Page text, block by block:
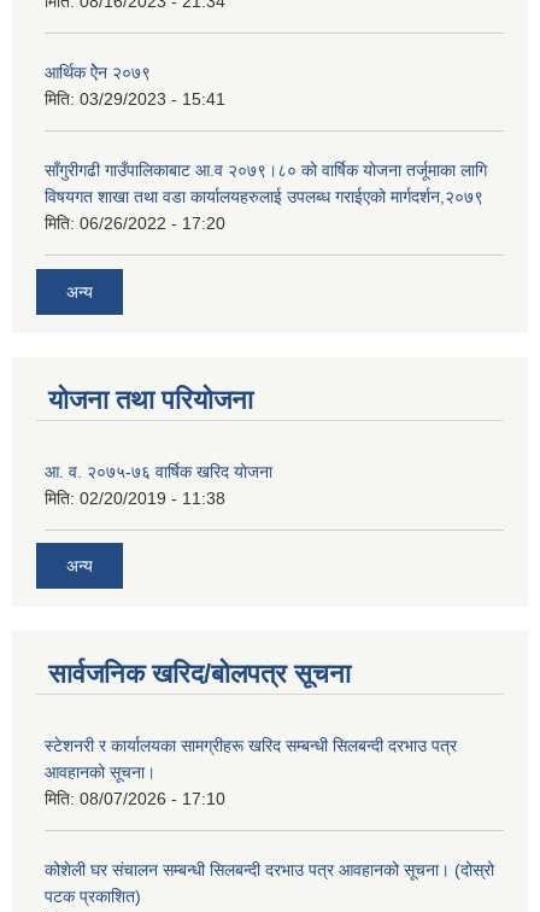
आर्थिक ऐेन २०७९
मिति: 03/29/2023 - 15:41
साँगुरीगढी गाउँपालिकाबाट आ.व २०७९।८० को वार्षिक योजना तर्जूमाका लागि
विषयगत शाखा तथा वडा कार्यालयहरुलाई उपलब्ध गराईएको मार्गदर्शन,२०७९
मिति: 06/26/2022 - 17:20
अन्य
योजना तथा परियोजना
आ. व. २०७५-७६ वार्षिक खरिद योजना
मिति: 02/20/2019 - 11:38
अन्य
सार्वजनिक खरिद/बोलपत्र सूचना
स्टेशनरी र कार्यालयका सामग्रीहरू खरिद सम्बन्धी सिलबन्दी दरभाउ पत्र
आवहानको सूचना।
मिति: 08/07/2026 - 17:10
कोशेली घर संचालन सम्बन्धी सिलबन्दी दरभाउ पत्र आवहानको सूचना। (दोस्रो
पटक प्रकाशित)